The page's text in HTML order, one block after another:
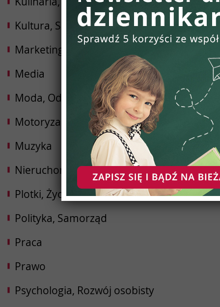
Kultura, Sztuka
Marketing, Reklama, PR
Media
Moda, Odzież, Obuwie
Motoryzacja
Muzyka
Nieruchomości
Plotki, Życie gwiazd, Lifestyle
Polityka, Samorząd
Praca
Prawo
Psychologia, Rozwój osobisty